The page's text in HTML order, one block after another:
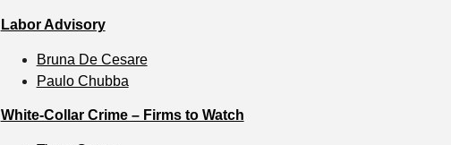
Labor Advisory
Bruna De Cesare
Paulo Chubba
White-Collar Crime – Firms to Watch